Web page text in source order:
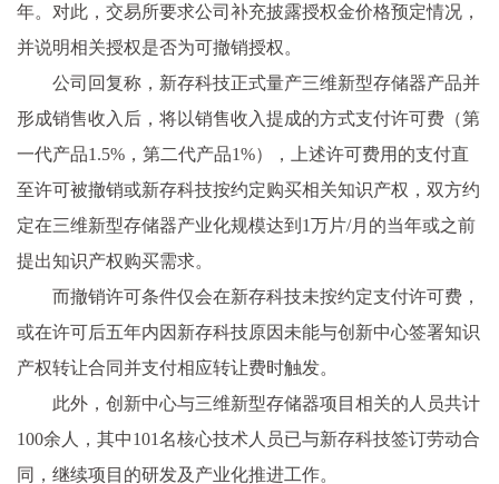
年。对此，交易所要求公司补充披露授权金价格预定情况，
并说明相关授权是否为可撤销授权。
公司回复称，新存科技正式量产三维新型存储器产品并
形成销售收入后，将以销售收入提成的方式支付许可费（第
一代产品1.5%，第二代产品1%），上述许可费用的支付直
至许可被撤销或新存科技按约定购买相关知识产权，双方约
定在三维新型存储器产业化规模达到1万片/月的当年或之前
提出知识产权购买需求。
而撤销许可条件仅会在新存科技未按约定支付许可费，
或在许可后五年内因新存科技原因未能与创新中心签署知识
产权转让合同并支付相应转让费时触发。
此外，创新中心与三维新型存储器项目相关的人员共计
100余人，其中101名核心技术人员已与新存科技签订劳动合
同，继续项目的研发及产业化推进工作。